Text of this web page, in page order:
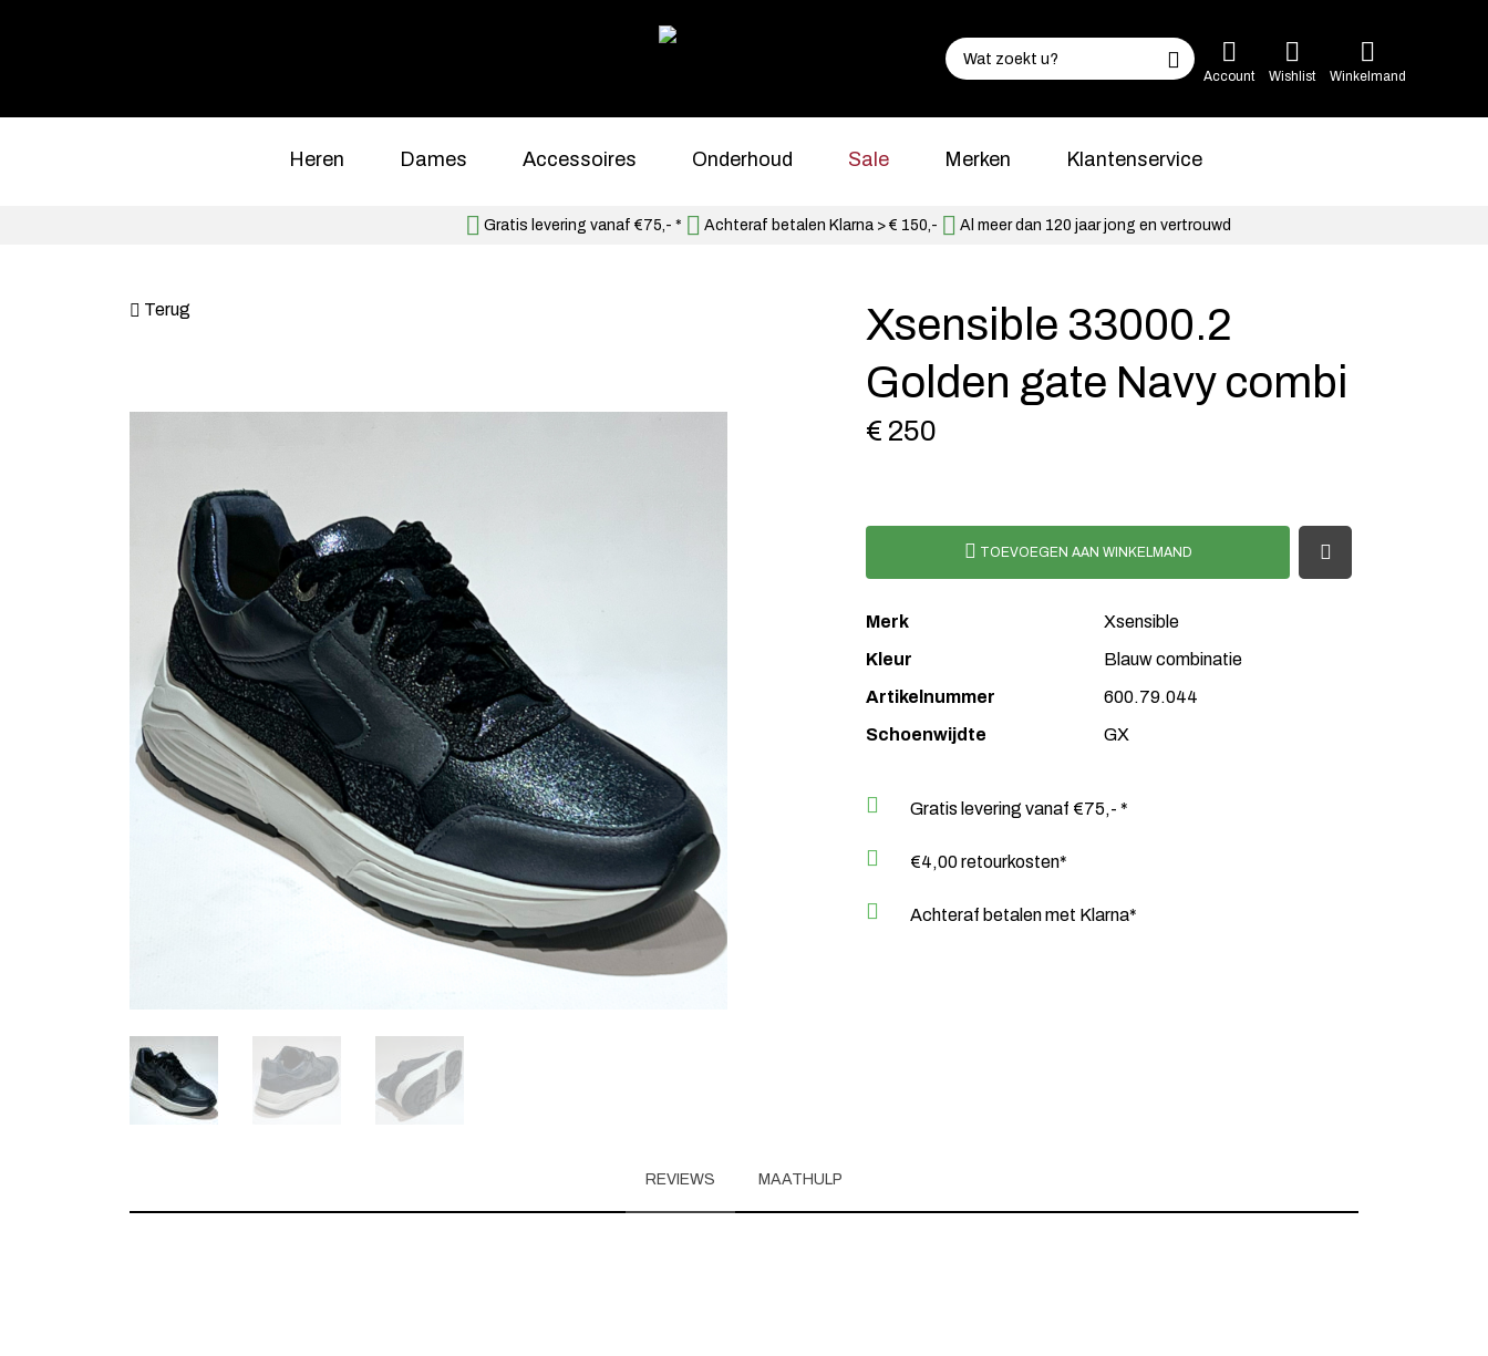
Account Wishlist Winkelmand
Heren Dames Accessoires Onderhoud Sale Merken Klantenservice
Gratis levering vanaf €75,- * Achteraf betalen Klarna > € 150,- Al meer dan 120 jaar jong en vertrouwd
Terug
Xsensible 33000.2
Golden gate Navy combi
€ 250
TOEVOEGEN AAN WINKELMAND
Merk
Xsensible
Kleur
Blauw combinatie
Artikelnummer
600.79.044
Schoenwijdte
GX
Gratis levering vanaf €75,- *
€4,00 retourkosten*
Achteraf betalen met Klarna*
REVIEWS MAATHULP